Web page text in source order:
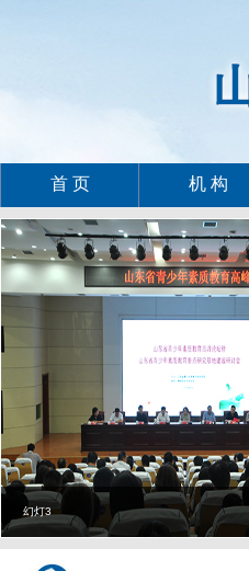
首 页 机 构
幻灯3